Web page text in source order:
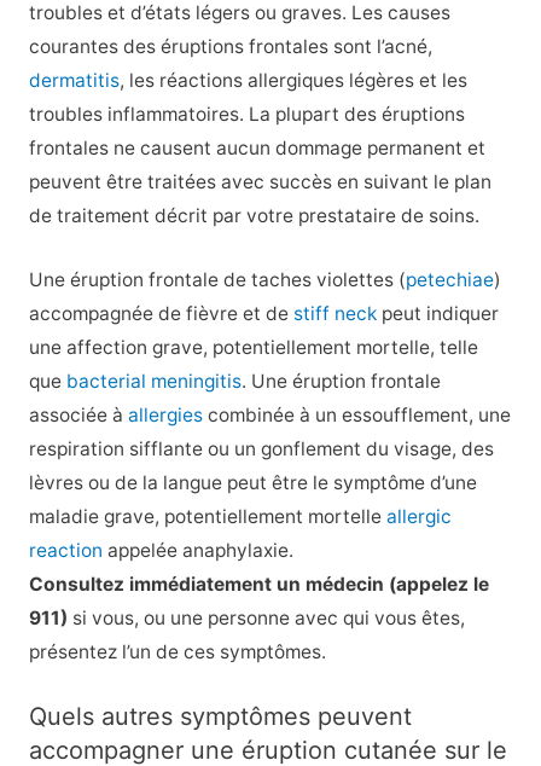
troubles et d’états légers ou graves. Les causes
courantes des éruptions frontales sont l’acné,
dermatitis, les réactions allergiques légères et les
troubles inflammatoires. La plupart des éruptions
frontales ne causent aucun dommage permanent et
peuvent être traitées avec succès en suivant le plan
de traitement décrit par votre prestataire de soins.
Une éruption frontale de taches violettes (petechiae)
accompagnée de fièvre et de stiff neckpeut indiquer
une affection grave, potentiellement mortelle, telle
que bacterial meningitis. Une éruption frontale
associée à allergiescombinée à un essoufflement, une
respiration sifflante ou un gonflement du visage, des
lèvres ou de la langue peut être le symptôme d’une
maladie grave, potentiellement mortelle allergic
reaction appelée anaphylaxie.
Consultez immédiatement un médecin (appelez le
911) si vous, ou une personne avec qui vous êtes,
présentez l’un de ces symptômes.
Quels autres symptômes peuvent
accompagner une éruption cutanée sur le